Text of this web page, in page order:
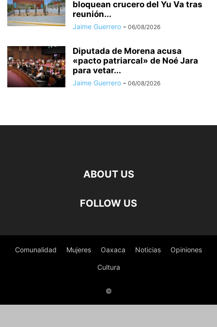
bloquean crucero del Yu Va tras
reunión...
Jaime Guerrero - 06/08/2026
Diputada de Morena acusa
«pacto patriarcal» de Noé Jara
para vetar...
Jaime Guerrero - 06/08/2026
ABOUT US
FOLLOW US
Comunalidad Mujeres Oaxaca Noticias Opiniones
Cultura
©